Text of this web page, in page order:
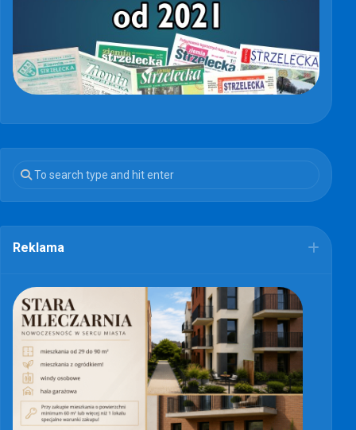
Reklama